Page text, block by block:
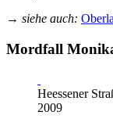
→ siehe auch:
Mordfall
Heessener
2009